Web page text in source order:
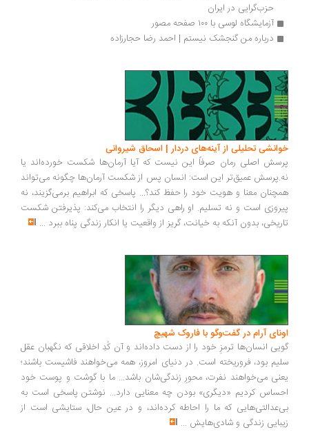
حزب‌گرایی در ایران
آزمایشگاه لوسی با ۱۰۰ صفحه مصور
درباره من گنجشک نیستم | احمد رضا حجارزاده
تحلیلی از آینه‌های دردار | اسحاق شیروانی
اصلی رمان صرفاً این نیست که آیا آرمان‌ها شکست خورده‌اند یا
عمیق‌تر این است: انسان پس از شکست آرمان‌ها چگونه می‌تواند
معنا و هویت خود را حفظ کند؟... پاسخی که ابراهیم برمی‌گزیند، نه
است و نه تسلیم. او راهی دیگر را انتخاب می‌کند: پذیرفتن شکست
بدون آنکه به خیانت، گریز از واقعیت یا انکار زندگی پناه ببرد...
آرام در گفت‌وگو با فاروک شهیچ‭
انسان‌ها ترمزِ خود را از دست داده‌اند و آن کُدِ اخلاقی که نگهبان عقل
بود، فروریخته است. در دنیای امروز، همه می‌خواهند فاشیست باشند؛
می‌خواهند نفرت، محورِ زندگی‌شان باشد... ما با گوشت و پوست خود
کردیم «دیگری» بودن چه معنایی دارد... نوشتن پاسخی است به
که ما را احاطه کرده‌اند، و در عین حال، ستایشی است از
زندگی و شادی‌هایش...